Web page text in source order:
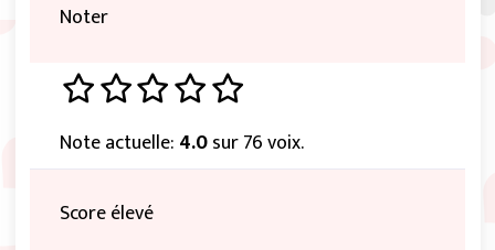
Noter
Note actuelle: 4.0sur 76 voix.
Score élevé